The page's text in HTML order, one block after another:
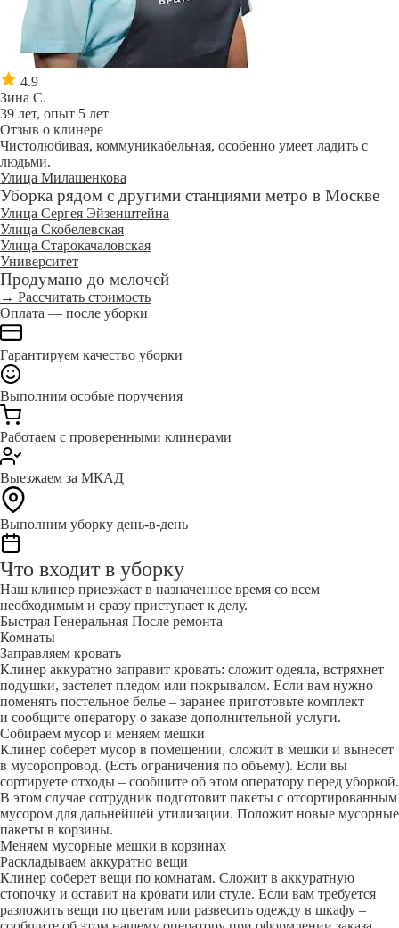
4.9
Зина С.
39 лет, опыт 5 лет
Отзыв о клинере
Чистолюбивая, коммуникабельная, особенно умеет ладить с
людьми.
Улица Милашенкова
Уборка рядом с другими станциями метро в Москве
Улица Сергея Эйзенштейна
Улица Скобелевская
Улица Старокачаловская
Университет
Продумано до мелочей
→ Рассчитать стоимость
Оплата — после уборки
Гарантируем качество уборки
Выполним особые поручения
Работаем с проверенными клинерами
Выезжаем за МКАД
Выполним уборку день-в-день
Что входит в уборку
Наш клинер приезжает в назначенное время со всем
необходимым и сразу приступает к делу.
Быстрая Генеральная После ремонта
Комнаты
Заправляем кровать
Клинер аккуратно заправит кровать: сложит одеяла, встряхнет
подушки, застелет пледом или покрывалом. Если вам нужно
поменять постельное белье – заранее приготовьте комплект
и сообщите оператору о заказе дополнительной услуги.
Собираем мусор и меняем мешки
Клинер соберет мусор в помещении, сложит в мешки и вынесет
в мусоропровод. (Есть ограничения по объему). Если вы
сортируете отходы – сообщите об этом оператору перед уборкой.
В этом случае сотрудник подготовит пакеты с отсортированным
мусором для дальнейшей утилизации. Положит новые мусорные
пакеты в корзины.
Меняем мусорные мешки в корзинах
Раскладываем аккуратно вещи
Клинер соберет вещи по комнатам. Сложит в аккуратную
стопочку и оставит на кровати или стуле. Если вам требуется
разложить вещи по цветам или развесить одежду в шкафу –